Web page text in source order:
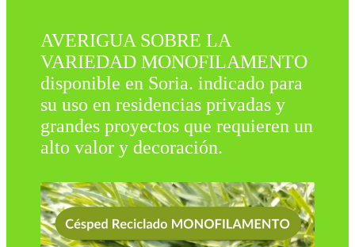
AVERIGUA SOBRE LA
VARIEDAD MONOFILAMENTO
disponible en Soria. indicado para
su uso en residencias privadas y
grandes proyectos que requieren un
alto valor y decoración.